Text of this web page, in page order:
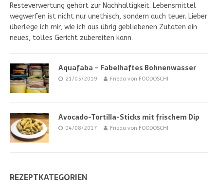
Resteverwertung gehört zur Nachhaltigkeit. Lebensmittel
wegwerfen ist nicht nur unethisch, sondern auch teuer. Lieber
überlege ich mir, wie ich aus übrig gebliebenen Zutaten ein
neues, tolles Gericht zubereiten kann.
Aquafaba – Fabelhaftes Bohnenwasser
21/05/2019 Frieda von FOODOSCHI
Avocado-Tortilla-Sticks mit frischem Dip
04/08/2017 Frieda von FOODOSCHI
REZEPTKATEGORIEN